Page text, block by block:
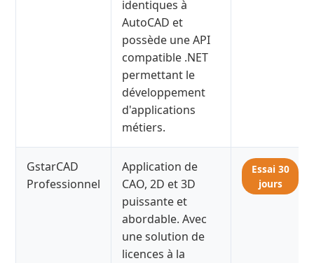
identiques à
AutoCAD et
possède une API
compatible .NET
permettant le
développement
d'applications
métiers.
GstarCAD
Professionnel
Application de
CAO, 2D et 3D
puissante et
abordable. Avec
une solution de
licences à la
Essai 30
jours